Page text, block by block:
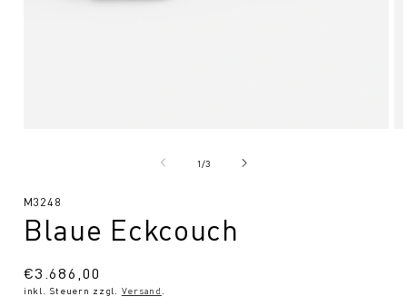
1/von
3
SKU:
M3248
Blaue Eckcouch
Normaler
Preis
€3.686,00
inkl. Steuern zzgl. Versand